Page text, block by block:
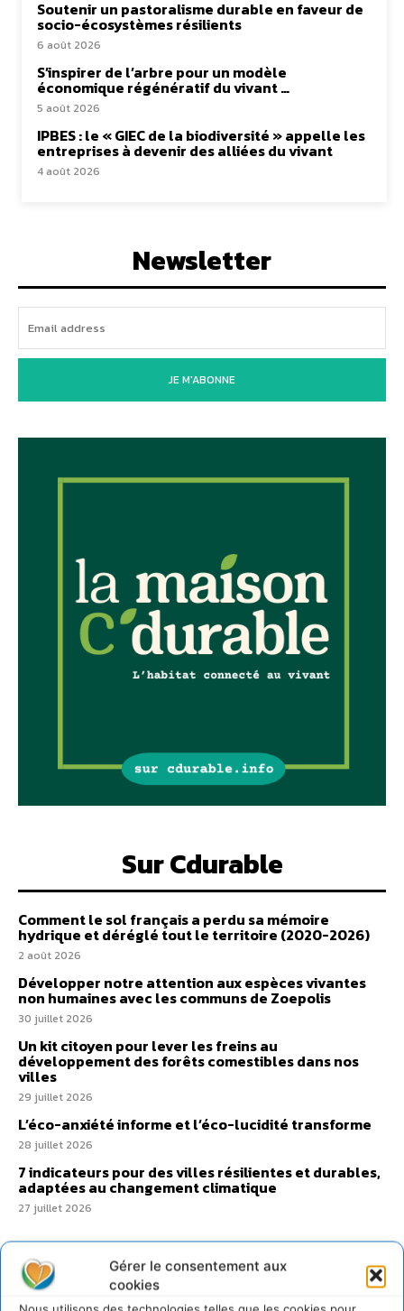
Gérer le consentement aux
cookies
Soutenir un pastoralisme durable en faveur de
socio-écosystèmes résilients
6 août 2026
S’inspirer de l’arbre pour un modèle
économique régénératif du vivant …
5 août 2026
IPBES : le « GIEC de la biodiversité » appelle les
entreprises à devenir des alliées du vivant
4 août 2026
Newsletter
JE M'ABONNE
Sur Cdurable
Comment le sol français a perdu sa mémoire
hydrique et déréglé tout le territoire (2020-2026)
2 août 2026
Développer notre attention aux espèces vivantes
non humaines avec les communs de Zoepolis
30 juillet 2026
Un kit citoyen pour lever les freins au
développement des forêts comestibles dans nos
villes
29 juillet 2026
L’éco-anxiété informe et l’éco-lucidité transforme
28 juillet 2026
7 indicateurs pour des villes résilientes et durables,
adaptées au changement climatique
27 juillet 2026